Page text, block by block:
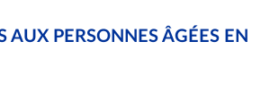
AUX PERSONNES ÂGÉES EN